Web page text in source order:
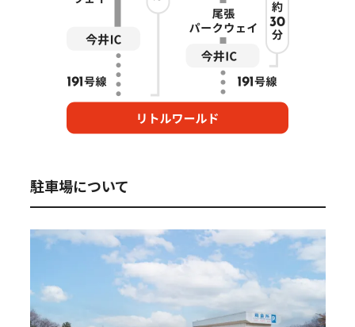
駐車場について